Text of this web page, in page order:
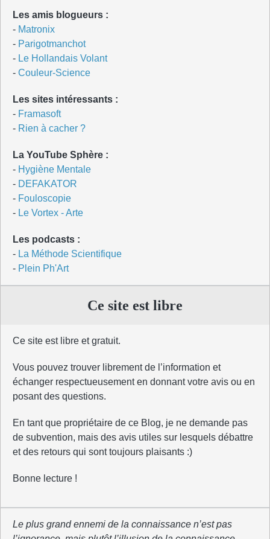
Les amis blogueurs :
- Matronix
- Parigotmanchot
- Le Hollandais Volant
- Couleur-Science
Les sites intéressants :
- Framasoft
- Rien à cacher ?
La YouTube Sphère :
- Hygiène Mentale
- DEFAKATOR
- Fouloscopie
- Le Vortex - Arte
Les podcasts :
- La Méthode Scientifique
- Plein Ph'Art
Ce site est libre
Ce site est libre et gratuit.
Vous pouvez trouver librement de l’information et
échanger respectueusement en donnant votre avis ou en
posant des questions.
En tant que propriétaire de ce Blog, je ne demande pas
de subvention, mais des avis utiles sur lesquels débattre
et des retours qui sont toujours plaisants :)
Bonne lecture !
Le plus grand ennemi de la connaissance n’est pas